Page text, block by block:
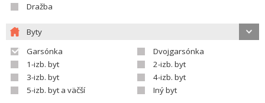
Dražba
Byty
Garsónka
Dvojgarsónka
1-izb. byt
2-izb. byt
3-izb. byt
4-izb. byt
5-izb. byt a väčší
Iný byt